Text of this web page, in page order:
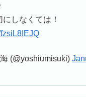
しなくては！
(@yoshiumisuki)